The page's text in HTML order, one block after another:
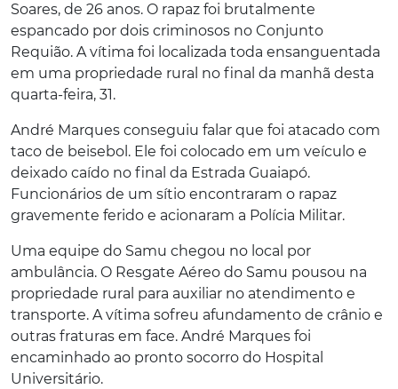
Soares, de 26 anos. O rapaz foi brutalmente
espancado por dois criminosos no Conjunto
Requião. A vítima foi localizada toda ensanguentada
em uma propriedade rural no final da manhã desta
quarta-feira, 31.
André Marques conseguiu falar que foi atacado com
taco de beisebol. Ele foi colocado em um veículo e
deixado caído no final da Estrada Guaiapó.
Funcionários de um sítio encontraram o rapaz
gravemente ferido e acionaram a Polícia Militar.
Uma equipe do Samu chegou no local por
ambulância. O Resgate Aéreo do Samu pousou na
propriedade rural para auxiliar no atendimento e
transporte. A vítima sofreu afundamento de crânio e
outras fraturas em face. André Marques foi
encaminhado ao pronto socorro do Hospital
Universitário.